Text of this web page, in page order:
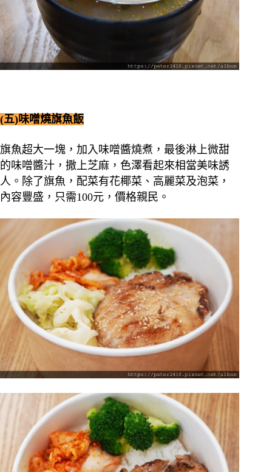
(五)味噌燒旗魚飯
旗魚超大一塊，加入味噌醬燒煮，最後淋上微甜
的味噌醬汁，撒上芝麻，色澤看起來相當美味誘
人。 除了旗魚，配菜有花椰菜、高麗菜及泡菜，
內容豐盛，只需100元，價格親民。